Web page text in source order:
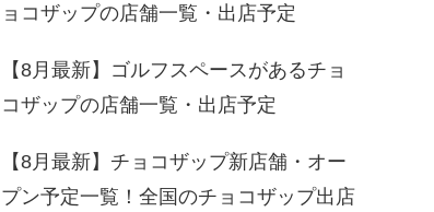
ョコザップの店舗一覧・出店予定
【8月最新】ゴルフスペースがあるチョ
コザップの店舗一覧・出店予定
【8月最新】チョコザップ新店舗・オー
プン予定一覧！全国のチョコザップ出店